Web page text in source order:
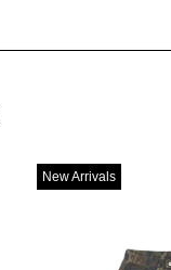
New Arrivals